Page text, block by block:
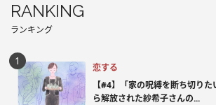
RANKING
ランキング
恋する
【#4】「家の呪縛を断ち切り
ら解放された紗希子さんの...